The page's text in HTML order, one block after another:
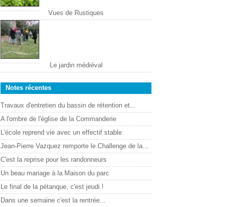
Vues de Rustiques
Le jardin médiéval
Notes récentes
Travaux d'entretien du bassin de rétention et...
A l'ombre de l'église de la Commanderie
L'école reprend vie avec un effectif stable
Jean-Pierre Vazquez remporte le Challenge de la...
C'est la reprise pour les randonneurs
Un beau mariage à la Maison du parc
Le final de la pétanque, c'est jeudi !
Dans une semaine c'est la rentrée...